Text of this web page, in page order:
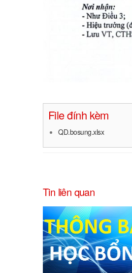
File đính kèm
QD.bosung.xlsx
Tin liên quan